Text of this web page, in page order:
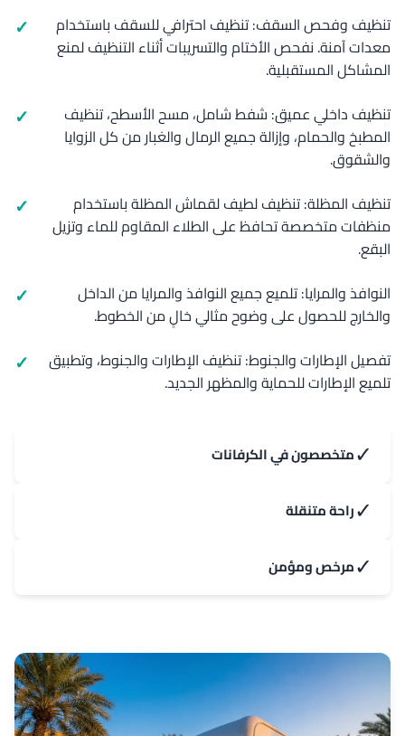
تنظيف وفحص السقف: تنظيف احترافي للسقف باستخدام
معدات آمنة. نفحص الأختام والتسريبات أثناء التنظيف لمنع
المشاكل المستقبلية.
تنظيف داخلي عميق: شفط شامل، مسح الأسطح، تنظيف
المطبخ والحمام، وإزالة جميع الرمال والغبار من كل الزوايا
والشقوق.
تنظيف المظلة: تنظيف لطيف لقماش المظلة باستخدام
منظفات متخصصة تحافظ على الطلاء المقاوم للماء وتزيل
البقع.
النوافذ والمرايا: تلميع جميع النوافذ والمرايا من الداخل
والخارج للحصول على وضوح مثالي خالٍ من الخطوط.
تفصيل الإطارات والجنوط: تنظيف الإطارات والجنوط، وتطبيق
تلميع الإطارات للحماية والمظهر الجديد.
✓متخصصون في الكرفانات
✓راحة متنقلة
✓مرخص ومؤمن